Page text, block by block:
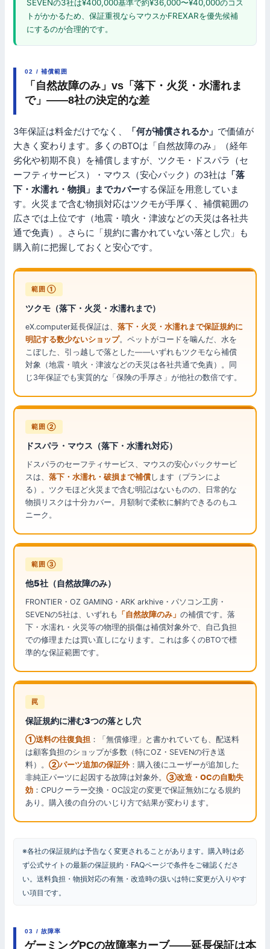
SEVENの3社は¥400,000基準で約¥36,000〜¥40,000のコス
トがかかるため、保証重視ならマウスかFREXARを優先候補
にするのが合理的です。
02 / 補償範囲
「自然故障のみ」vs「落下・火災・水濡れま
で」——8社の決定的な差
3年保証は料金だけでなく、 「何が補償されるか」 で価値が
大きく変わります。多くのBTOは「自然故障のみ」（経年
劣化や初期不良）を補償しますが、ツクモ・ドスパラ（セ
ーフティサービス）・マウス（安心パック）の3社は 「落
下・水濡れ・物損」までカバーする保証を用意していま
す。火災まで含む物損対応はツクモが手厚く、補償範囲の
広さでは上位です（地震・噴火・津波などの天災は各社共
通で免責）。さらに「規約に書かれていない落とし穴」も
購入前に把握しておくと安心です。
範囲 ①
ツクモ（落下・火災・水濡れまで）
eX.computer延長保証は、落下・火災・水濡れまで保証規約に
明記する数少ないショップ。ペットがコードを噛んだ、水を
こぼした、引っ越しで落とした——いずれもツクモなら補償
対象（地震・噴火・津波などの天災は各社共通で免責）。同
じ3年保証でも実質的な「保険の手厚さ」が他社の数倍です。
範囲 ②
ドスパラ・マウス（落下・水濡れ対応）
ドスパラのセーフティサービス、マウスの安心パックサービ
スは、落下・水濡れ・破損まで補償します（プランによ
る）。ツクモほど火災まで含む明記はないものの、日常的な
物損リスクは十分カバー。月額制で柔軟に解約できるのもユ
ニーク。
範囲 ③
他5社（自然故障のみ）
FRONTIER・OZ GAMING・ARK arkhive・パソコン工房・
SEVENの5社は、いずれも 「自然故障のみ」の補償です。落
下・水濡れ・火災等の物理的損傷は補償対象外で、自己負担
での修理または買い直しになります。これは多くのBTOで標
準的な保証範囲です。
罠
保証規約に潜む3つの落とし穴
①送料の往復負担 ：「無償修理」と書かれていても、配送料
は顧客負担のショップが多数（特にOZ・SEVENの行き送
料）。②パーツ追加の保証外 ：購入後にユーザーが追加した
非純正パーツに起因する故障は対象外。③改造・OCの自動失
効 ：CPUクーラー交換・OC設定の変更で保証無効になる規約
あり。購入後の自分のいじり方で結果が変わります。
※各社の保証規約は予告なく変更されることがあります。購入時は必
ず公式サイトの最新の保証規約・FAQページで条件をご確認くださ
い。送料負担・物損対応の有無・改造時の扱いは特に変更が入りやす
い項目です。
03 / 故障率
ゲーミングPCの故障率カーブ——延長保証は本